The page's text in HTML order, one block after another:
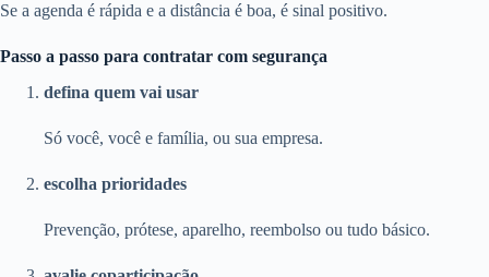
Se a agenda é rápida e a distância é boa, é sinal positivo.
Passo a passo para contratar com segurança
defina quem vai usar
Só você, você e família, ou sua empresa.
escolha prioridades
Prevenção, prótese, aparelho, reembolso ou tudo básico.